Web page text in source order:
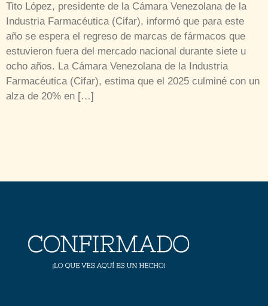
Tito López, presidente de la Cámara Venezolana de la
Industria Farmacéutica (Cifar), informó que para este
año se espera el regreso de marcas de fármacos que
estuvieron fuera del mercado nacional durante siete u
ocho años. La Cámara Venezolana de la Industria
Farmacéutica (Cifar), estima que el 2025 culminé con un
alza de 20% en […]